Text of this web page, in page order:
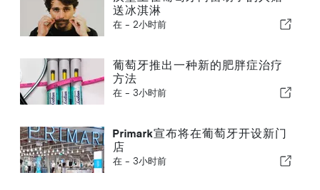
送冰淇淋
在 - 2小时前
葡萄牙推出一种新的肥胖症治疗
方法
在 - 3小时前
Primark宣布将在葡萄牙开设新门
店
在 - 3小时前